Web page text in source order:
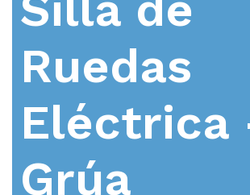
Ruedas
Eléctrica
Grúa